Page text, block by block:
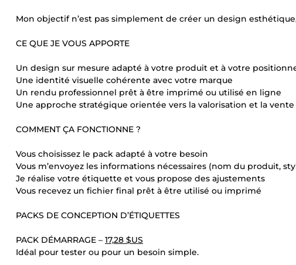
Mon objectif n’est pas simplement de créer un design
CE QUE JE VOUS APPORTE
Un design sur mesure adapté à votre produit et à votre
Une identité visuelle cohérente avec votre marque
Un rendu professionnel prêt à être imprimé ou utilisé en ligne
Une approche stratégique orientée vers la valorisation et la vente
COMMENT ÇA FONCTIONNE ?
Vous choisissez le pack adapté à votre besoin
Vous m’envoyez les informations nécessaires (nom du produit,
Je réalise votre étiquette et vous propose des ajustements
Vous recevez un fichier final prêt à être utilisé ou imprimé
PACKS DE CONCEPTION D’ÉTIQUETTES
PACK DÉMARRAGE – 17,28 $US
Idéal pour tester ou pour un besoin simple.